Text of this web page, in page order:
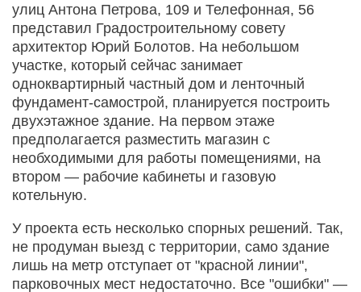
улиц Антона Петрова, 109 и Телефонная, 56
представил Градостроительному совету
архитектор Юрий Болотов. На небольшом
участке, который сейчас занимает
одноквартирный частный дом и ленточный
фундамент-самострой, планируется построить
двухэтажное здание. На первом этаже
предполагается разместить магазин с
необходимыми для работы помещениями, на
втором — рабочие кабинеты и газовую
котельную.
У проекта есть несколько спорных решений. Так,
не продуман выезд с территории, само здание
лишь на метр отступает от "красной линии",
парковочных мест недостаточно. Все "ошибки" —